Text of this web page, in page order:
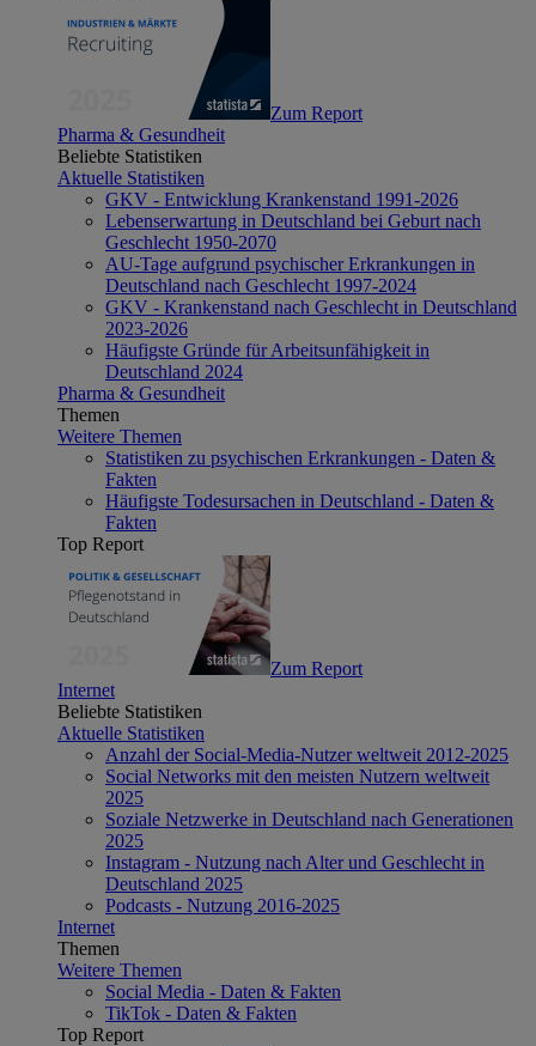
Zum Report
Pharma & Gesundheit
Beliebte Statistiken
Aktuelle Statistiken
GKV - Entwicklung Krankenstand 1991-2026
Lebenserwartung in Deutschland bei Geburt nach
Geschlecht 1950-2070
AU-Tage aufgrund psychischer Erkrankungen in
Deutschland nach Geschlecht 1997-2024
GKV - Krankenstand nach Geschlecht in Deutschland
2023-2026
Häufigste Gründe für Arbeitsunfähigkeit in
Deutschland 2024
Pharma & Gesundheit
Themen
Weitere Themen
Statistiken zu psychischen Erkrankungen - Daten &
Fakten
Häufigste Todesursachen in Deutschland - Daten &
Fakten
Top Report
Zum Report
Internet
Beliebte Statistiken
Aktuelle Statistiken
Anzahl der Social-Media-Nutzer weltweit 2012-2025
Social Networks mit den meisten Nutzern weltweit
2025
Soziale Netzwerke in Deutschland nach Generationen
2025
Instagram - Nutzung nach Alter und Geschlecht in
Deutschland 2025
Podcasts - Nutzung 2016-2025
Internet
Themen
Weitere Themen
Social Media - Daten & Fakten
TikTok - Daten & Fakten
Top Report